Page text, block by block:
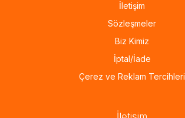
İletişim
Sözleşmeler
Biz Kimiz
İptal/İade
Çerez ve Reklam Tercihleri